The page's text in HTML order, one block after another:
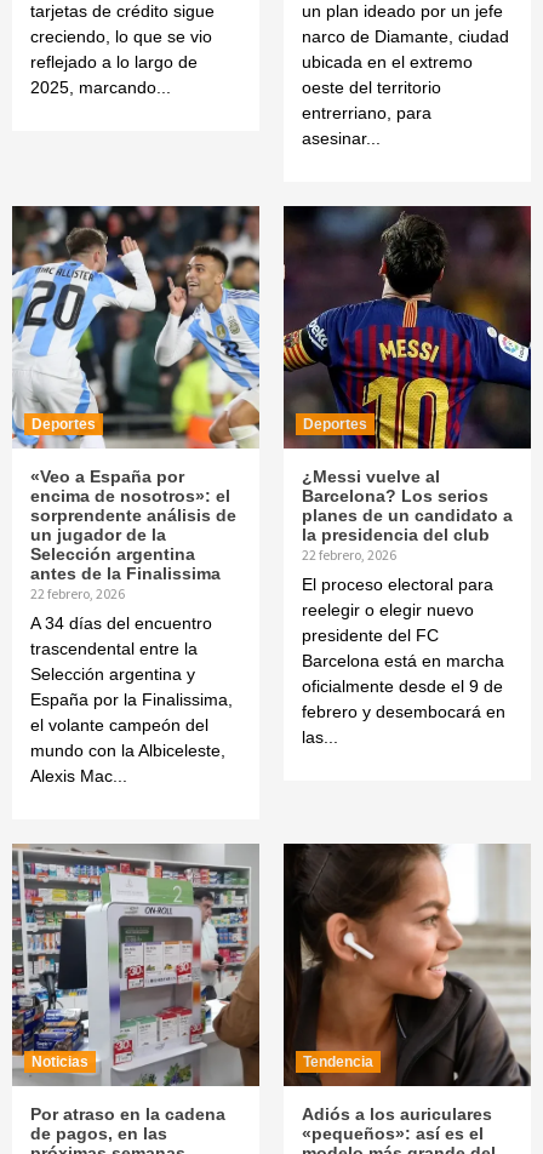
tarjetas de crédito sigue
creciendo, lo que se vio
reflejado a lo largo de
2025, marcando...
un plan ideado por un jefe
narco de Diamante, ciudad
ubicada en el extremo
oeste del territorio
entrerriano, para
asesinar...
Deportes
«Veo a España por
encima de nosotros»: el
sorprendente análisis de
un jugador de la
Selección argentina
antes de la Finalissima
22 febrero, 2026
A 34 días del encuentro
trascendental entre la
Selección argentina y
España por la Finalissima,
el volante campeón del
mundo con la Albiceleste,
Alexis Mac...
Deportes
¿Messi vuelve al
Barcelona? Los serios
planes de un candidato a
la presidencia del club
22 febrero, 2026
El proceso electoral para
reelegir o elegir nuevo
presidente del FC
Barcelona está en marcha
oficialmente desde el 9 de
febrero y desembocará en
las...
Noticias
Por atraso en la cadena
de pagos, en las
Tendencia
Adiós a los auriculares
«pequeños»: así es el